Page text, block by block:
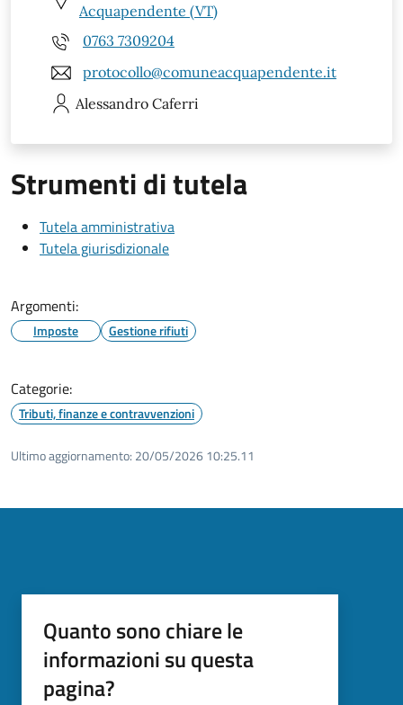
Acquapendente (VT)
0763 7309204
protocollo@comuneacquapendente.it
Alessandro Caferri
Strumenti di tutela
Tutela amministrativa
Tutela giurisdizionale
Argomenti:
Imposte Gestione rifiuti
Categorie:
Tributi, finanze e contravvenzioni
Ultimo aggiornamento: 20/05/2026 10:25.11
Quanto sono chiare le
informazioni su questa
pagina?